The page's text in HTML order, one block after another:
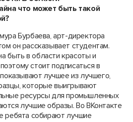
что может быть такой
Бурбаева, арт-директора
он рассказывает студентам.
быть в области красоты и
стоит подписаться в
лучшее из лучшего,
которые выигрывают
ресурсы для промышленных
лучшие образы. Во ВКонтакте
ребята собирают лучшие